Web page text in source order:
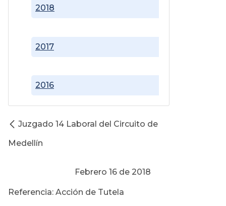
2016
2017
2018
Juzgado 14 Laboral del Circuito de
Medellín
Febrero 16 de 2018
Referencia: Acción de Tutela